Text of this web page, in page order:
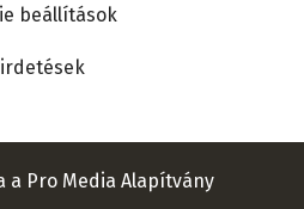
beállítások
a Pro Media Alapítvány